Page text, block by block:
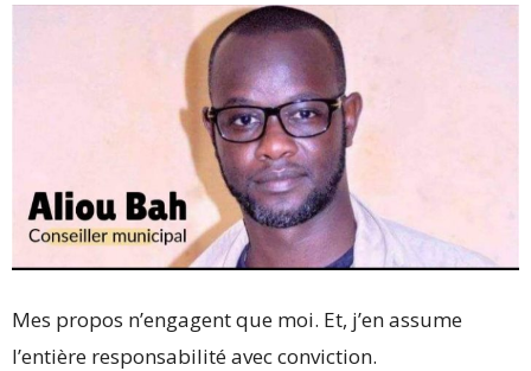
Mes propos n’engagent que moi. Et, j’en assume
l’entière responsabilité avec conviction.